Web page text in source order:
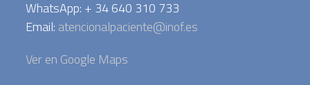
WhatsApp: + 34 640 310 733
Email: atencionalpaciente@inof.es
Ver en Google Maps